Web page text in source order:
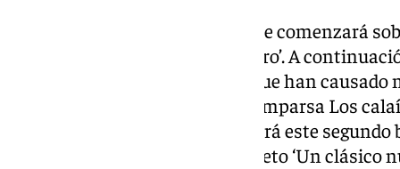
El segundo bloque de la final, que comenzará
coro de Julio Pardo ‘El lado oscuro’. A
Falla una de las agrupaciones que han causado
entre el público, la chirigota ‘Comparsa Los
chirigota de toda la vida…’. Seguirá este
cementerio’ y lo cerrará el cuarteto ‘Un clásico